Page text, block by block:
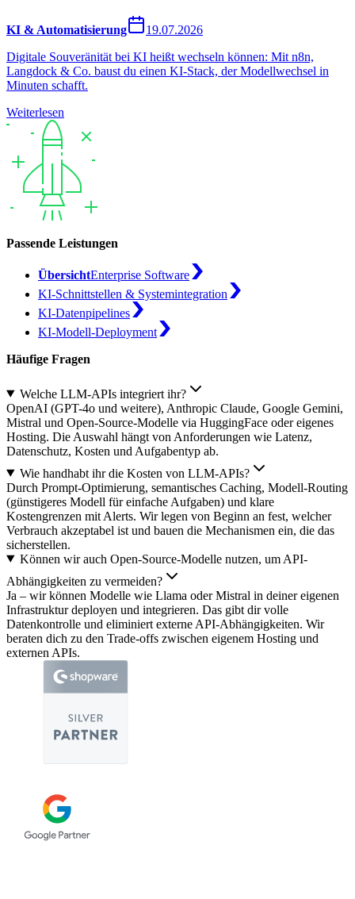
KI & Automatisierung
19.07.2026
Digitale Souveränität bei KI heißt wechseln können: Mit n8n,
Langdock & Co. baust du einen KI-Stack, der Modellwechsel in
Minuten schafft.
Weiterlesen
Passende Leistungen
ÜbersichtEnterprise Software
KI-Schnittstellen & Systemintegration
KI-Datenpipelines
KI-Modell-Deployment
Häufige Fragen
Welche LLM-APIs integriert ihr?
OpenAI (GPT-4o und weitere), Anthropic Claude, Google Gemini,
Mistral und Open-Source-Modelle via HuggingFace oder eigenes
Hosting. Die Auswahl hängt von Anforderungen wie Latenz,
Datenschutz, Kosten und Aufgabentyp ab.
Wie handhabt ihr die Kosten von LLM-APIs?
Durch Prompt-Optimierung, semantisches Caching, Modell-Routing
(günstigeres Modell für einfache Aufgaben) und klare
Kostengrenzen mit Alerts. Wir legen von Beginn an fest, welcher
Verbrauch akzeptabel ist und bauen die Mechanismen ein, die das
sicherstellen.
Können wir auch Open-Source-Modelle nutzen, um API-
Abhängigkeiten zu vermeiden?
Ja – wir können Modelle wie Llama oder Mistral in deiner eigenen
Infrastruktur deployen und integrieren. Das gibt dir volle
Datenkontrolle und eliminiert externe API-Abhängigkeiten. Wir
beraten dich zu den Trade-offs zwischen eigenem Hosting und
externen APIs.